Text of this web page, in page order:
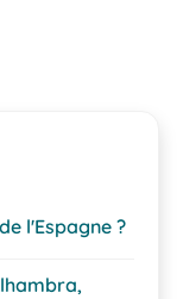
l'Espagne ?